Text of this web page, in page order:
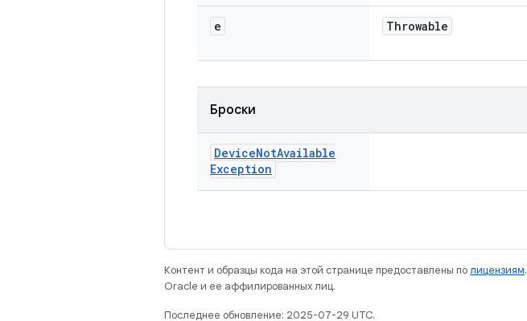
e Throwable
Броски
DeviceNotAvailable
Exception
Контент и образцы кода на этой странице предоставлены полицензиям
Oracle и ее аффилированных лиц.
Последнее обновление: 2025-07-29 UTC.